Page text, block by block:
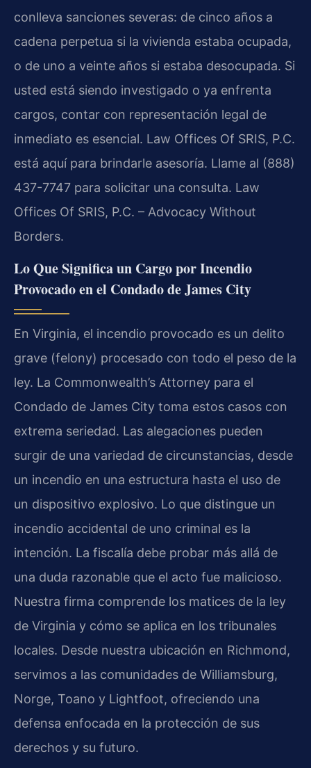
conlleva sanciones severas: de cinco años a
cadena perpetua si la vivienda estaba ocupada,
o de uno a veinte años si estaba desocupada. Si
usted está siendo investigado o ya enfrenta
cargos, contar con representación legal de
inmediato es esencial. Law Offices Of SRIS, P.C.
está aquí para brindarle asesoría. Llame al (888)
437-7747 para solicitar una consulta. Law
Offices Of SRIS, P.C. – Advocacy Without
Borders.
Lo Que Significa un Cargo por Incendio
Provocado en el Condado de James City
En Virginia, el incendio provocado es un delito
grave (felony) procesado con todo el peso de la
ley. La Commonwealth’s Attorney para el
Condado de James City toma estos casos con
extrema seriedad. Las alegaciones pueden
surgir de una variedad de circunstancias, desde
un incendio en una estructura hasta el uso de
un dispositivo explosivo. Lo que distingue un
incendio accidental de uno criminal es la
intención. La fiscalía debe probar más allá de
una duda razonable que el acto fue malicioso.
Nuestra firma comprende los matices de la ley
de Virginia y cómo se aplica en los tribunales
locales. Desde nuestra ubicación en Richmond,
servimos a las comunidades de Williamsburg,
Norge, Toano y Lightfoot, ofreciendo una
defensa enfocada en la protección de sus
derechos y su futuro.